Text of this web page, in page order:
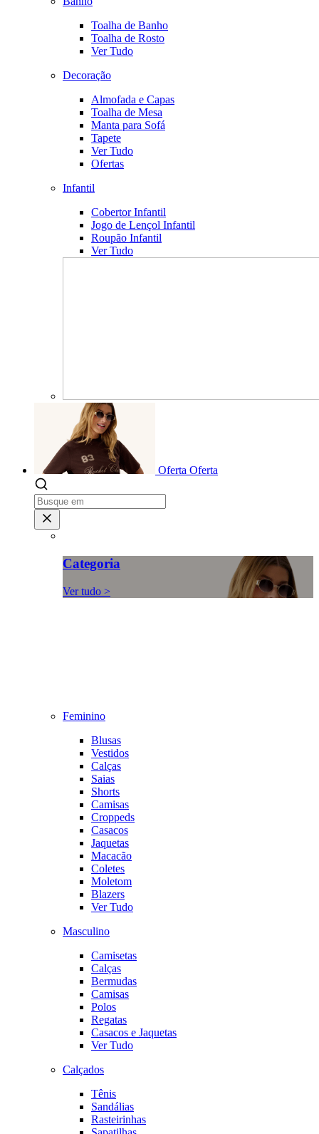
Toalha de Banho
Toalha de Rosto
Ver Tudo
Decoração
Almofada e Capas
Toalha de Mesa
Manta para Sofá
Tapete
Ver Tudo
Ofertas
Infantil
Cobertor Infantil
Jogo de Lençol Infantil
Roupão Infantil
Ver Tudo
Oferta Oferta
Categoria
Ver tudo >
Feminino
Blusas
Vestidos
Calças
Saias
Shorts
Camisas
Croppeds
Casacos
Jaquetas
Macacão
Coletes
Moletom
Blazers
Ver Tudo
Masculino
Camisetas
Calças
Bermudas
Camisas
Polos
Regatas
Casacos e Jaquetas
Ver Tudo
Calçados
Tênis
Sandálias
Rasteirinhas